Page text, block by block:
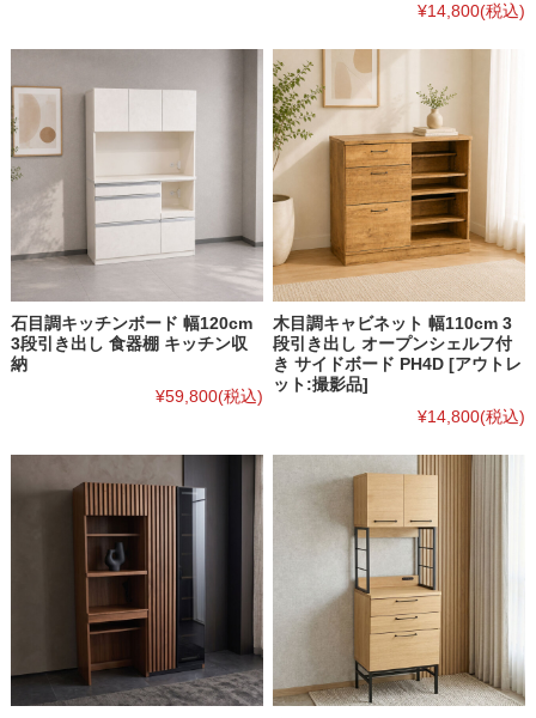
¥14,800(税込)
石目調キッチンボード 幅120cm
3段引き出し 食器棚 キッチン収
納
¥59,800(税込)
木目調キャビネット 幅110cm 3
段引き出し オープンシェルフ付
き サイドボード PH4D [アウトレ
ット:撮影品]
¥14,800(税込)